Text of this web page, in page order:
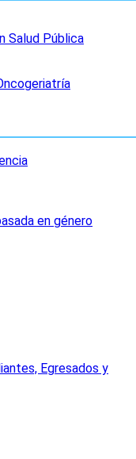
Salud Pública
en género
Egresados y